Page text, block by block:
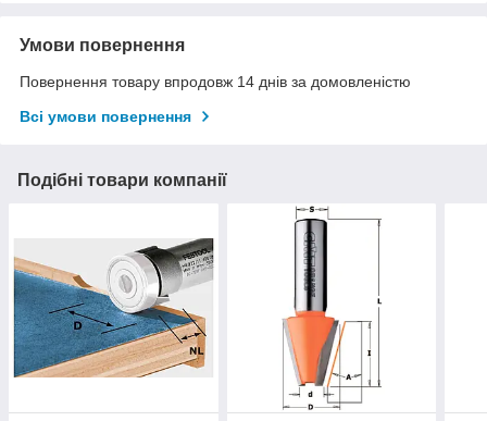
Умови повернення
Повернення товару впродовж 14 днів за домовленістю
Всі умови повернення
Подібні товари компанії